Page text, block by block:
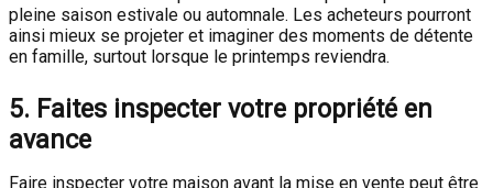
pleine saison estivale ou automnale. Les acheteurs pourront
ainsi mieux se projeter et imaginer des moments de détente
en famille, surtout lorsque le printemps reviendra.
5. Faites inspecter votre propriété en
avance
Faire inspecter votre maison avant la mise en vente peut être